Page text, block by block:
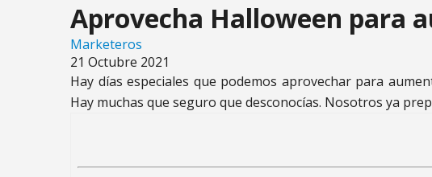
Aprovecha Halloween para
Marketeros
21 Octubre 2021
Hay días especiales que podemos aprovechar para
Hay muchas que seguro que desconocías. Nosotros ya